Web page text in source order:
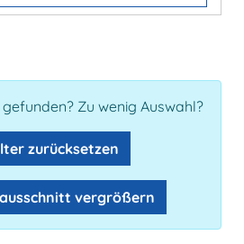
Zu wenig Auswahl?
zurücksetzen
vergrößern